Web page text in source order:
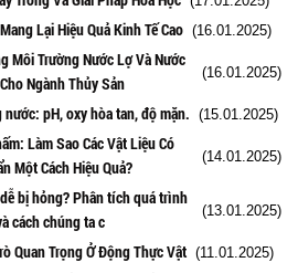
Lại Hiệu Quả Kinh Tế Cao (16.01.2025)
Môi Trường Nước Lợ Và Nước
Ngành Thủy Sản
(16.01.2025)
pH, oxy hòa tan, độ mặn. (15.01.2025)
Làm Sao Các Vật Liệu Có
Một Cách Hiệu Quả?
(14.01.2025)
bị hỏng? Phân tích quá trình
cách chúng ta c
(13.01.2025)
Quan Trọng Ở Động Thực Vật (11.01.2025)